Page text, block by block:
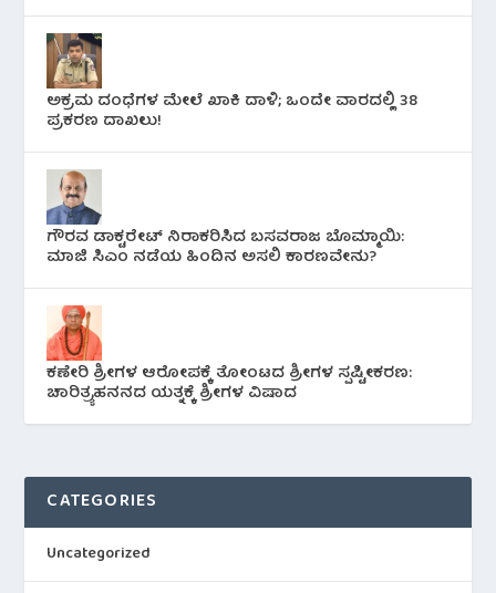
ಅಕ್ರಮ ದಂಧೆಗಳ ಮೇಲೆ ಖಾಕಿ ದಾಳಿ; ಒಂದೇ ವಾರದಲ್ಲಿ 38
ಪ್ರಕರಣ ದಾಖಲು!
ಗೌರವ ಡಾಕ್ಟರೇಟ್ ನಿರಾಕರಿಸಿದ ಬಸವರಾಜ ಬೊಮ್ಮಾಯಿ:
ಮಾಜಿ ಸಿಎಂ ನಡೆಯ ಹಿಂದಿನ ಅಸಲಿ ಕಾರಣವೇನು?
ಕಣೇರಿ ಶ್ರೀಗಳ ಆರೋಪಕ್ಕೆ ತೋಂಟದ ಶ್ರೀಗಳ ಸ್ಪಷ್ಟೀಕರಣ:
ಚಾರಿತ್ರ್ಯಹನನದ ಯತ್ನಕ್ಕೆ ಶ್ರೀಗಳ ವಿಷಾದ
CATEGORIES
Uncategorized